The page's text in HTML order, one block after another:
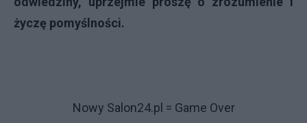
życzę pomyślności.
Nowy Salon24.pl = Game Over